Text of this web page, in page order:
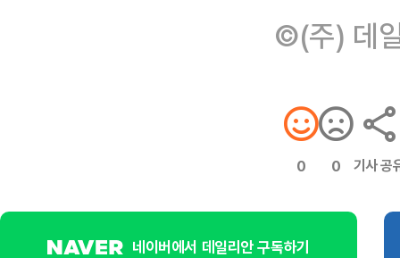
©(주) 데
0 0 기사 공
네이버에서 데일리안 구독하기